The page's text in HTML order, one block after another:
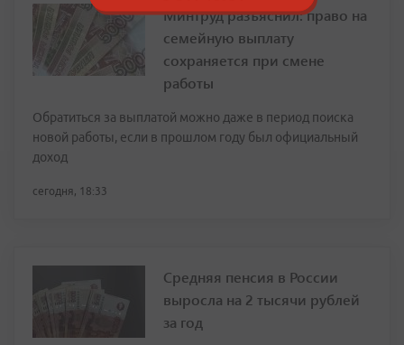
Минтруд разъяснил: право на
семейную выплату
сохраняется при смене
работы
Обратиться за выплатой можно даже в период поиска
новой работы, если в прошлом году был официальный
доход
сегодня, 18:33
Средняя пенсия в России
выросла на 2 тысячи рублей
за год